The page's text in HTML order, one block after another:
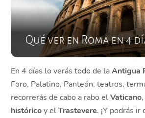
Qué ver en Roma en 4
En 4 días lo verás todo de laAntigua
Foro, Palatino, Panteón, teatros,
recorrerás de cabo a rabo elVaticano
históricoy elTrastevere. ¡Y podrás ir